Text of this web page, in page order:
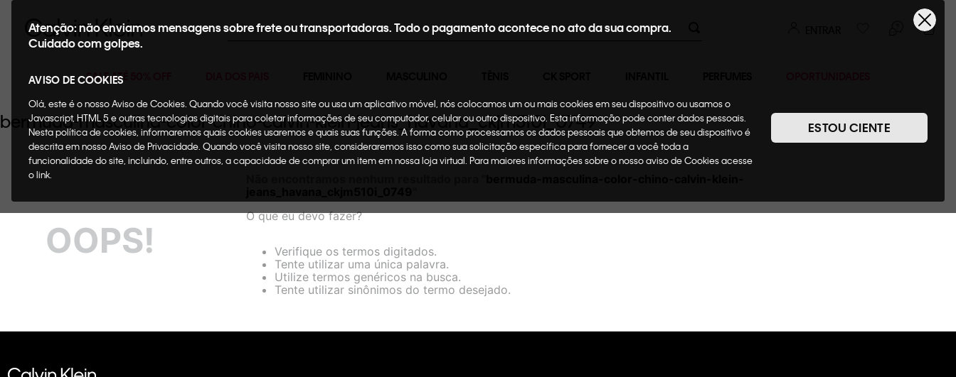
Buscar
SALE ATÉ 50% OFF
Atenção: não enviamos mensagens sobre frete ou transportadoras. Todo o pagamento acontece no ato da sua compra.
Cuidado com golpes.
AVISO DE COOKIES
Olá, este é o nosso Aviso de Cookies. Quando você visita nosso site ou usa um aplicativo móvel, nós colocamos um ou mais cookies em seu dispositivo ou usamos o
Javascript, HTML 5 e outras tecnologias digitais para coletar informações de seu computador, celular ou outro dispositivo. Esta informação pode conter dados pessoais.
Nesta política de cookies, informaremos quais cookies usaremos e quais suas funções. A forma como processamos os dados pessoais que obtemos de seu dispositivo é
descrita em nosso Aviso de Privacidade. Quando você visita nosso site, consideraremos isso como sua solicitação específica para fornecer a você toda a
funcionalidade do site, incluindo, entre outros, a capacidade de comprar um item em nossa loja virtual. Para maiores informações sobre o nosso aviso de Cookies acesse
o link.
ESTOU CIENTE
bermuda-masculina-color-chino-calvin-klein-jeans_havana_ckjm510i_0749
OOPS!
O que eu devo fazer?
Verifique os termos digitados.
Tente utilizar uma única palavra.
Utilize termos genéricos na busca.
Tente utilizar sinônimos do termo desejado.